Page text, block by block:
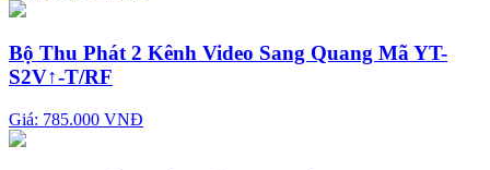
Bộ Thu Phát 2 Kênh Video Sang Quang Mã YT-
S2V↑-T/RF
Giá: 785.000 VNĐ